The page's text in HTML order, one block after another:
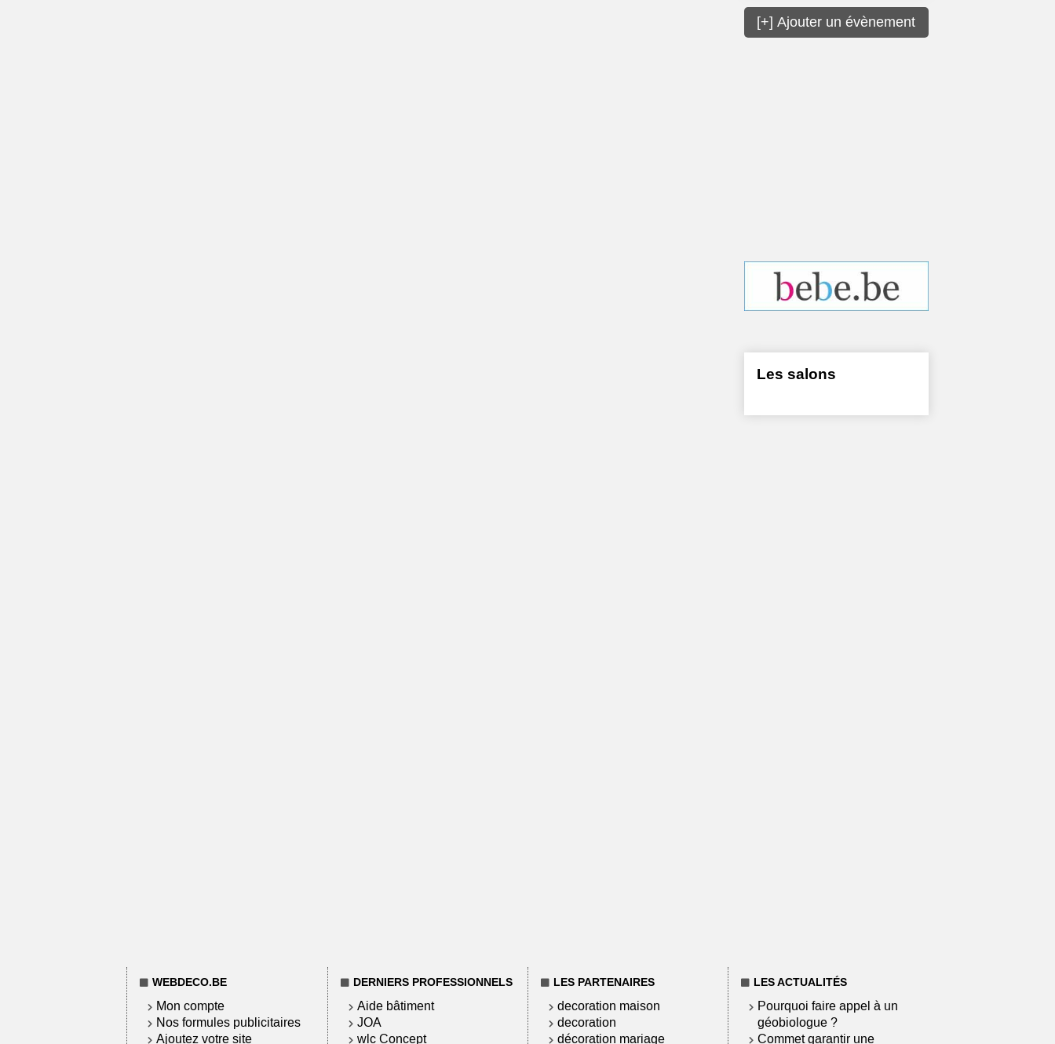
[+] Ajouter un évènement
Les salons
WEBDECO.BE
Mon compte
Nos formules publicitaires
Ajoutez votre site
DERNIERS PROFESSIONNELS
Aide bâtiment
JOA
wlc Concept
LES PARTENAIRES
decoration maison
decoration
décoration mariage
LES ACTUALITÉS
Pourquoi faire appel à un
géobiologue ?
Commet garantir une